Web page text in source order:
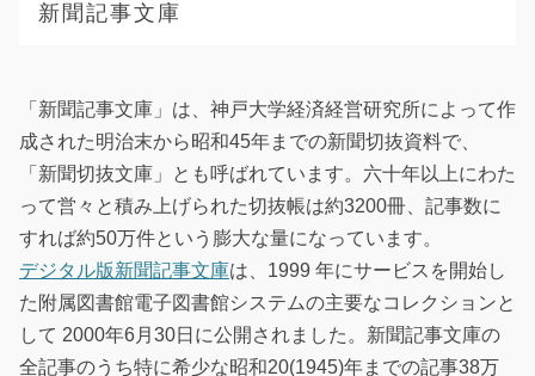
新聞記事文庫
「新聞記事文庫」は、神戸大学経済経営研究所によって作
成された明治末から昭和45年までの新聞切抜資料で、
「新聞切抜文庫」とも呼ばれています。六十年以上にわた
って営々と積み上げられた切抜帳は約3200冊、記事数に
すれば約50万件という膨大な量になっています。
デジタル版新聞記事文庫は、1999 年にサービスを開始し
た附属図書館電子図書館システムの主要なコレクションと
して 2000年6月30日に公開されました。新聞記事文庫の
全記事のうち特に希少な昭和20(1945)年までの記事38万